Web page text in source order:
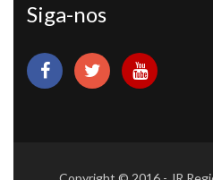
Siga-nos